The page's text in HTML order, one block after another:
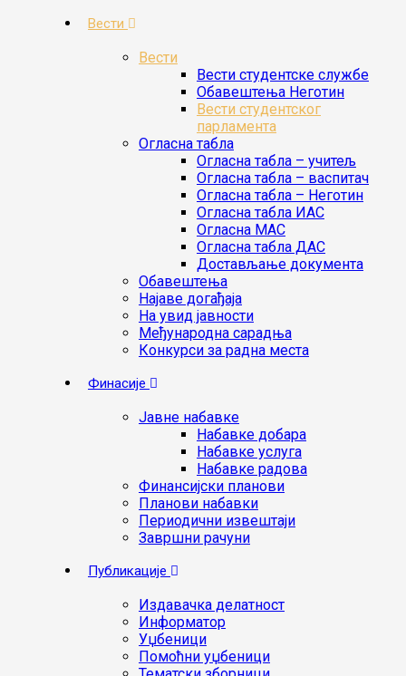
Вести
Вести
Вести студентске службе
Oбавештења Неготин
Вести студентског
парламента
Огласна табла
Огласна табла – учитељ
Огласна табла – васпитач
Огласна табла – Неготин
Огласна табла ИАС
Огласна МАС
Огласна табла ДАС
Достављање документа
Обавештења
Најаве догађаја
На увид јавности
Међународна сарадња
Конкурси за радна места
Финасије
Јавне набавке
Набавке добара
Набавке услуга
Набавке радова
Финансијски планови
Планови набавки
Периодични извештаји
Завршни рачуни
Публикације
Издавачка делатност
Информатор
Уџбеници
Помоћни уџбеници